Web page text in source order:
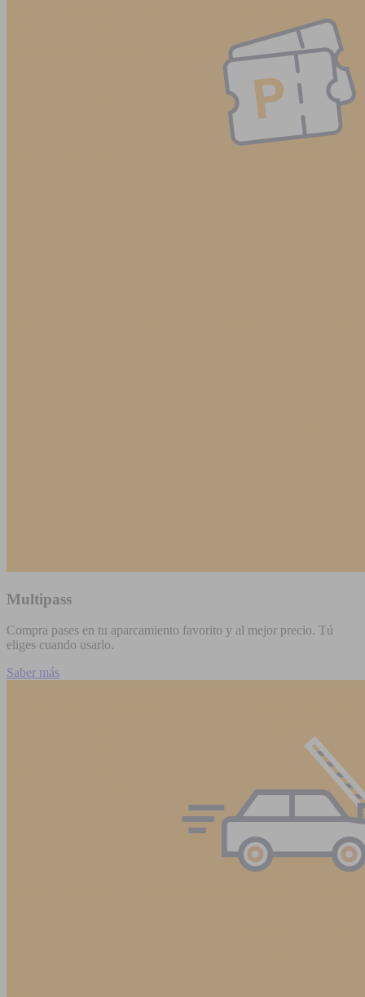
Multipass
Compra pases en tu aparcamiento favorito y al mejor precio. Tú
eliges cuando usarlo.
Saber más